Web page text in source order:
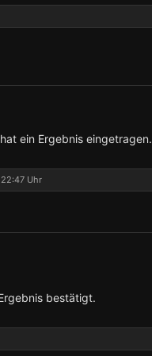
hat ein Ergebnis eingetragen.
Uhr
bestätigt.